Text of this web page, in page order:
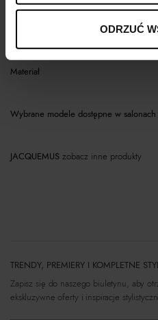
ODRZUĆ
Materiał
Wybrane modele dostępne w salonach
JACQUEMUS zobacz inne produkty
TRENDY, PREMIERY I KOMPLETNE
Zapisz się do naszego biuletynu, aby
ekskluzywne oferty i inspiracje